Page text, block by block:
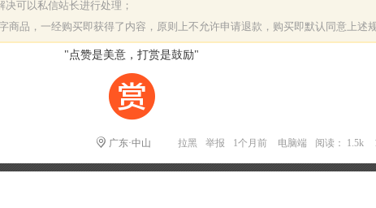
可以私信站长进行处理；
商品，一经购买即获得了内容，原则上不允许申请退款，购买即默认同意上述
"点赞是美意，打赏是鼓励"
广东·中山 拉黑 举报 1个月前 电脑端 阅读： 1.5k